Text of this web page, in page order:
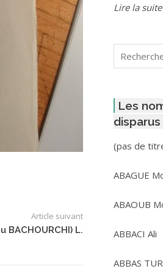
Article suivant
BACHOURCHI) L.
Lire la suite
Rechercher
Les
disparus
(pas de
ABAGUE
ABAOUB
ABBACI Ali
ABBAS